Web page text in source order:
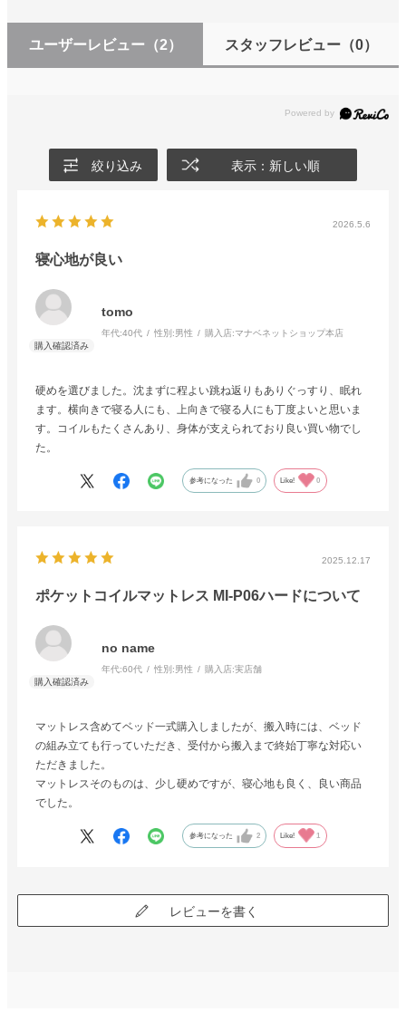
ユーザーレビュー （2） スタッフレビュー（0）
絞り込み 表示：新しい順
2026.5.6
寝心地が良い
tomo
年代:40代 性別:男性 購入店:マナベネットショップ本店
硬めを選びました。沈まずに程よい跳ね返りもありぐっすり、眠れ
ます。横向きで寝る人にも、上向きで寝る人にも丁度よいと思いま
す。コイルもたくさんあり、身体が支えられており良い買い物でし
た。
参考になった 0 Like! 0
2025.12.17
ポケットコイルマットレス MI-P06ハードについて
no name
年代:60代 性別:男性 購入店:実店舗
マットレス含めてベッド一式購入しましたが、搬入時には、ベッド
の組み立ても行っていただき、受付から搬入まで終始丁寧な対応い
ただきました。
マットレスそのものは、少し硬めですが、寝心地も良く、良い商品
でした。
参考になった 2 Like! 1
レビューを書く